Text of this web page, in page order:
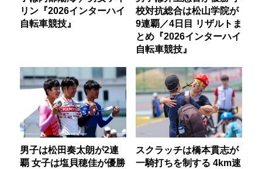
リン『2026インターハイ
自転車競技』
校対抗総合は松山学院が
9連覇／4日目 リザルトま
とめ『2026インターハイ
自転車競技』
男子は松田奏太朗が2連
覇 女子は塩貝穂佳が優勝
スクラッチは橋本貫志が
一騎打ちを制する 4km速